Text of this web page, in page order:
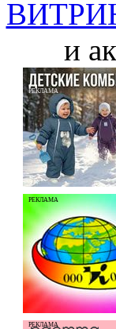
и
РЕКЛАМА
РЕКЛАМА
РЕКЛАМА